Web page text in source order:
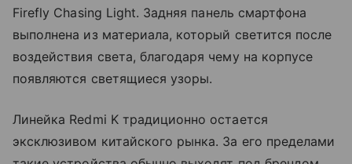
Firefly Chasing Light. Задняя панель смартфона
выполнена из материала, который светится после
воздействия света, благодаря чему на корпусе
появляются светящиеся узоры.
Линейка Redmi K традиционно остается
эксклюзивом китайского рынка. За его пределами